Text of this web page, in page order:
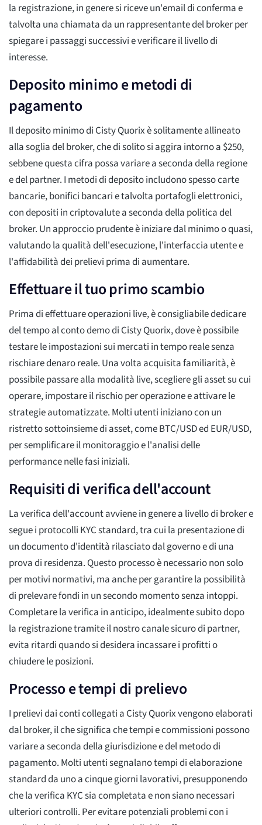
la registrazione, in genere si riceve un'email di conferma e
talvolta una chiamata da un rappresentante del broker per
spiegare i passaggi successivi e verificare il livello di
interesse.
Deposito minimo e metodi di
pagamento
Il deposito minimo di Cisty Quorix è solitamente allineato
alla soglia del broker, che di solito si aggira intorno a $250,
sebbene questa cifra possa variare a seconda della regione
e del partner. I metodi di deposito includono spesso carte
bancarie, bonifici bancari e talvolta portafogli elettronici,
con depositi in criptovalute a seconda della politica del
broker. Un approccio prudente è iniziare dal minimo o quasi,
valutando la qualità dell'esecuzione, l'interfaccia utente e
l'affidabilità dei prelievi prima di aumentare.
Effettuare il tuo primo scambio
Prima di effettuare operazioni live, è consigliabile dedicare
del tempo al conto demo di Cisty Quorix, dove è possibile
testare le impostazioni sui mercati in tempo reale senza
rischiare denaro reale. Una volta acquisita familiarità, è
possibile passare alla modalità live, scegliere gli asset su cui
operare, impostare il rischio per operazione e attivare le
strategie automatizzate. Molti utenti iniziano con un
ristretto sottoinsieme di asset, come BTC/USD ed EUR/USD,
per semplificare il monitoraggio e l'analisi delle
performance nelle fasi iniziali.
Requisiti di verifica dell'account
La verifica dell'account avviene in genere a livello di broker e
segue i protocolli KYC standard, tra cui la presentazione di
un documento d'identità rilasciato dal governo e di una
prova di residenza. Questo processo è necessario non solo
per motivi normativi, ma anche per garantire la possibilità
di prelevare fondi in un secondo momento senza intoppi.
Completare la verifica in anticipo, idealmente subito dopo
la registrazione tramite il nostro canale sicuro di partner,
evita ritardi quando si desidera incassare i profitti o
chiudere le posizioni.
Processo e tempi di prelievo
I prelievi dai conti collegati a Cisty Quorix vengono elaborati
dal broker, il che significa che tempi e commissioni possono
variare a seconda della giurisdizione e del metodo di
pagamento. Molti utenti segnalano tempi di elaborazione
standard da uno a cinque giorni lavorativi, presupponendo
che la verifica KYC sia completata e non siano necessari
ulteriori controlli. Per evitare potenziali problemi con i